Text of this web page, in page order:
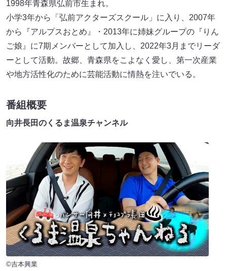
1998年青森県弘前市生まれ。
小学3年から「弘前アクターズスクール」に入り、2007年
から『アルプスおとめ』・2013年に姉妹グループの『りん
ご娘』に7期メンバーとして加入し、2022年3月までリーダ
ーとして活動。故郷、青森県をこよなく愛し、第一次産業
や地方活性化のために芸能活動に情熱を注いでいる。
番組概要
向井長田のくるま温泉チャンネル
©吉本興業